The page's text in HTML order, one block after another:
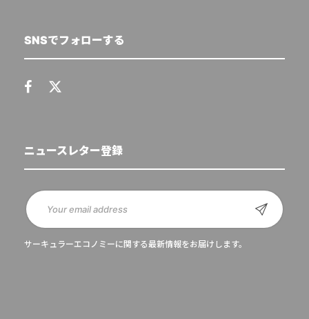
SNSでフォローする
ニュースレター登録
サーキュラーエコノミーに関する最新情報をお届けします。